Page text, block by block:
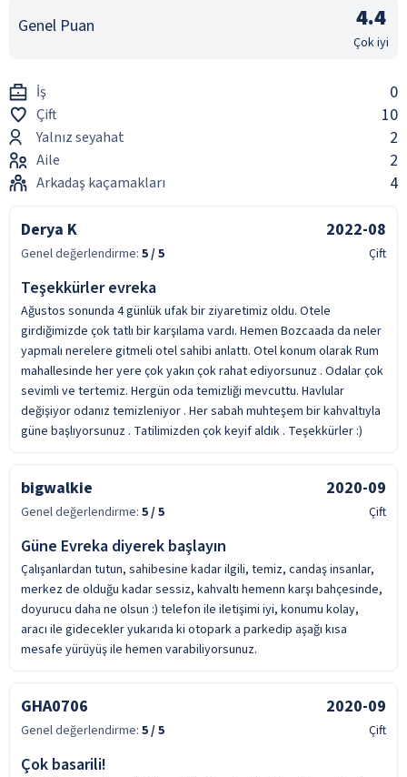
Genel Puan 4.4
Çok iyi
İş 0
Çift 10
Yalnız seyahat 2
Aile 2
Arkadaş kaçamakları 4
Derya K 2022-08
Genel değerlendirme: 5/ 5 Çift
Teşekkürler evreka
Ağustos sonunda 4 günlük ufak bir ziyaretimiz oldu. Otele
girdiğimizde çok tatlı bir karşılama vardı. Hemen Bozcaada da neler
yapmalı nerelere gitmeli otel sahibi anlattı. Otel konum olarak Rum
mahallesinde her yere çok yakın çok rahat ediyorsunuz . Odalar çok
sevimli ve tertemiz. Hergün oda temizliği mevcuttu. Havlular
değişiyor odanız temizleniyor . Her sabah muhteşem bir kahvaltıyla
güne başlıyorsunuz . Tatilimizden çok keyif aldık . Teşekkürler :)
bigwalkie 2020-09
Genel değerlendirme: 5/ 5 Çift
Güne Evreka diyerek başlayın
Çalışanlardan tutun, sahibesine kadar ilgili, temiz, candaş insanlar,
merkez de olduğu kadar sessiz, kahvaltı hemenn karşı bahçesinde,
doyurucu daha ne olsun :) telefon ile iletişimi iyi, konumu kolay,
aracı ile gidecekler yukarıda ki otopark a parkedip aşağı kısa
mesafe yürüyüş ile hemen varabiliyorsunuz.
GHA0706 2020-09
Genel değerlendirme: 5/ 5 Çift
Çok basarili!